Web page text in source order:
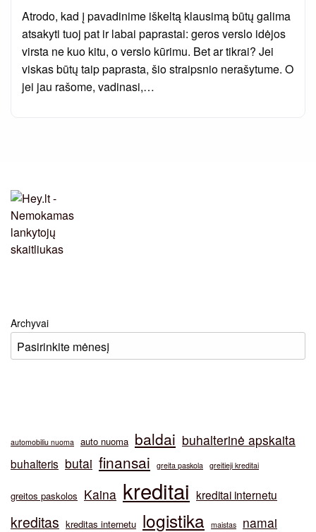
Atrodo, kad į pavadinime iškeltą klausimą būtų galima
atsakyti tuoj pat ir labai paprastai: geros verslo idėjos
virsta ne kuo kitu, o verslo kūrimu. Bet ar tikrai? Jei
viskas būtų taip paprasta, šio straipsnio nerašytume. O
jei jau rašome, vadinasi,…
Archyvai
automobiliu nuoma auto nuoma baldai buhalterinė apskaita
buhalteris butai finansai greita paskola greitieji kreditai
greitos paskolos Kaina kreditai kreditai internetu
kreditas kreditas internetu logistika maistas namai